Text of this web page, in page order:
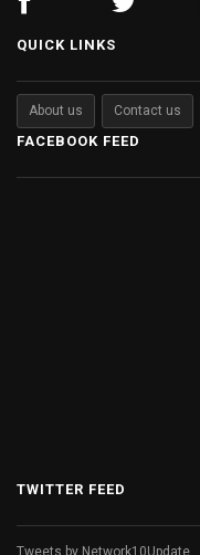
QUICK LINKS
About us Contact us
FACEBOOK FEED
TWITTER FEED
Tweets by Network10Update